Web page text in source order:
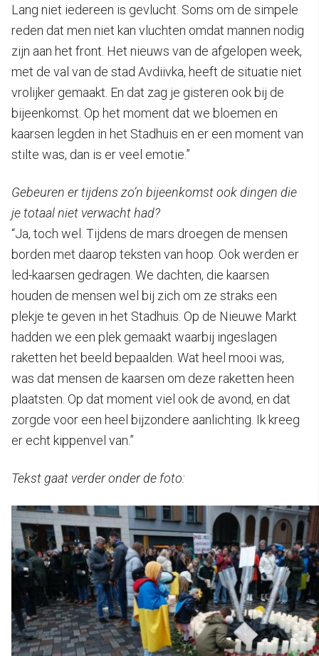
Lang niet iedereen is gevlucht. Soms om de simpele
reden dat men niet kan vluchten omdat mannen nodig
zijn aan het front. Het nieuws van de afgelopen week,
met de val van de stad Avdiivka, heeft de situatie niet
vrolijker gemaakt. En dat zag je gisteren ook bij de
bijeenkomst. Op het moment dat we bloemen en
kaarsen legden in het Stadhuis en er een moment van
stilte was, dan is er veel emotie.”
Gebeuren er tijdens zo’n bijeenkomst ook dingen die
je totaal niet verwacht had?
“Ja, toch wel. Tijdens de mars droegen de mensen
borden met daarop teksten van hoop. Ook werden er
led-kaarsen gedragen. We dachten, die kaarsen
houden de mensen wel bij zich om ze straks een
plekje te geven in het Stadhuis. Op de Nieuwe Markt
hadden we een plek gemaakt waarbij ingeslagen
raketten het beeld bepaalden. Wat heel mooi was,
was dat mensen de kaarsen om deze raketten heen
plaatsten. Op dat moment viel ook de avond, en dat
zorgde voor een heel bijzondere aanlichting. Ik kreeg
er echt kippenvel van.”
Tekst gaat verder onder de foto: